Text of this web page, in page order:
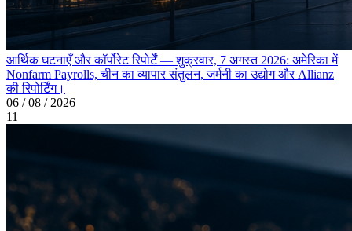
आर्थिक घटनाएँ और कॉर्पोरेट रिपोर्टें — शुक्रवार, 7 अगस्त 2026: अमेरिका में
Nonfarm Payrolls, चीन का व्यापार संतुलन, जर्मनी का उद्योग और Allianz
की रिपोर्टिंग।
06 / 08 / 2026
11